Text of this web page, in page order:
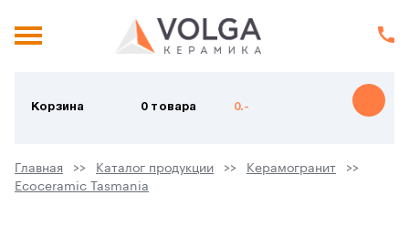
Корзина 0 товара 0.-
Главная Каталог продукции
Керамогранит
Ecoceramic Tasmania